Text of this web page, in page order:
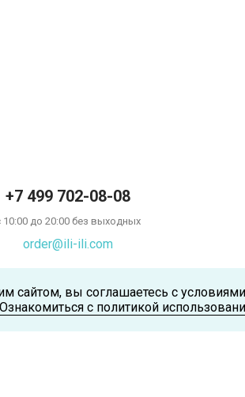
+7 499 702-08-08
10:00 до 20:00 без выходных
order@ili-ili.com
сайтом, вы соглашаетесь с
Ознакомиться с политикой